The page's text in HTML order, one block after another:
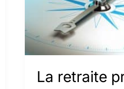
La retraite